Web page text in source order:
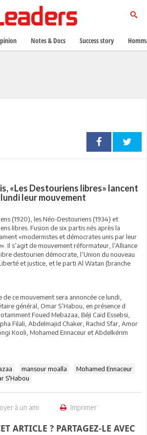
«Les Destouriens libres» lancent
leur mouvement
(1920), les Néo-Destouriens (1934) et
libres. Fusion de six partis nés après la
«modernistes et démocrates unis par leur
Il s’agit de mouvement réformateur, l’Alliance
destourien démocrate, l’Union du nouveau
et justice, et le parti Al Watan (branche
ce mouvement sera annoncée ce lundi,
général, Omar S’Habou, en présence d
Foued Mebazaa, Béji Caïd Essebsi,
Filali, Abdelmajid Chaker, Rachid Sfar, Amor
Kooli, Mohamed Ennaceur et Abdelkérim
mansour moalla
Mohamed Ennaceur
S'Habou
à un ami Imprimer
ARTICLE ? PARTAGEZ-LE AVEC
Notes & Docs Success story